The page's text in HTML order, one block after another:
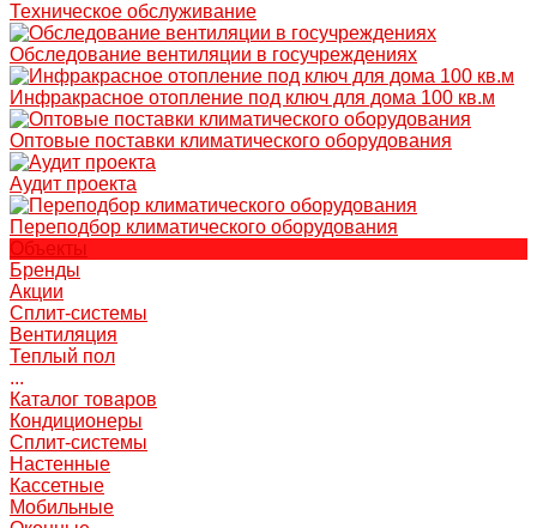
Техническое обслуживание
Обследование вентиляции в госучреждениях
Инфракрасное отопление под ключ для дома 100 кв.м
Оптовые поставки климатического оборудования
Аудит проекта
Переподбор климатического оборудования
Объекты
Бренды
Акции
Сплит-системы
Вентиляция
Теплый пол
...
Каталог товаров
Кондиционеры
Сплит-системы
Настенные
Кассетные
Мобильные